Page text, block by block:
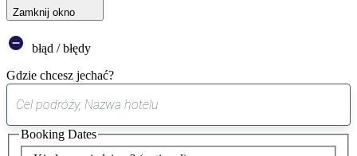
Zamknij okno
błąd / błędy
Gdzie chcesz jechać?
sugestia
została
znaleziona
Booking Dates